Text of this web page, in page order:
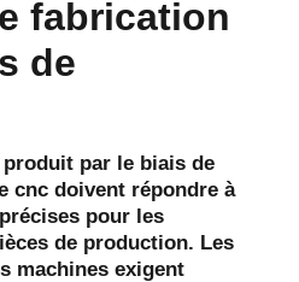
fabrication
de
produit par le biais de
cnc doivent répondre à
pour les
de production. Les
machines exigent